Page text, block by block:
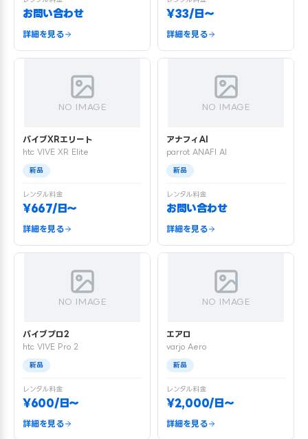
お問い合わせ
詳細を見る
¥33/日〜
詳細を見る
NO IMAGE
バイブXRエリート
htc VIVE XR Elite
新品
レンタル料金
¥667/日〜
詳細を見る
NO IMAGE
アナフィAI
parrot ANAFI AI
新品
レンタル料金
お問い合わせ
詳細を見る
NO IMAGE
バイブプロ2
htc VIVE Pro 2
新品
レンタル料金
¥600/日〜
詳細を見る
NO IMAGE
エアロ
varjo Aero
新品
レンタル料金
¥2,000/日〜
詳細を見る